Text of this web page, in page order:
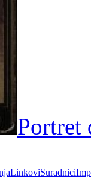
Portret
LinkoviSuradnici